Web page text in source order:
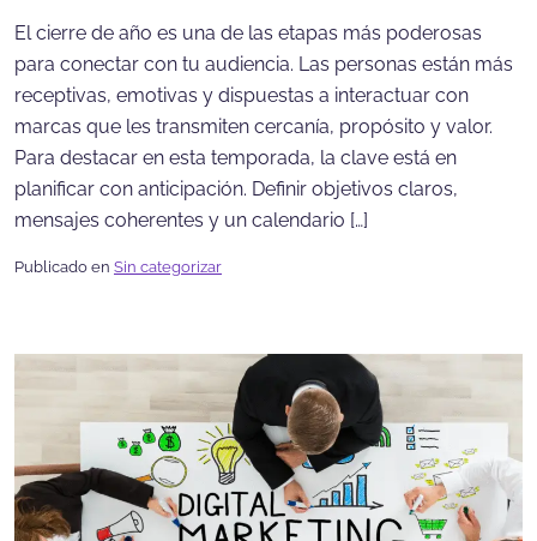
El cierre de año es una de las etapas más poderosas
para conectar con tu audiencia. Las personas están más
receptivas, emotivas y dispuestas a interactuar con
marcas que les transmiten cercanía, propósito y valor.
Para destacar en esta temporada, la clave está en
planificar con anticipación. Definir objetivos claros,
mensajes coherentes y un calendario […]
Publicado en Sin categorizar